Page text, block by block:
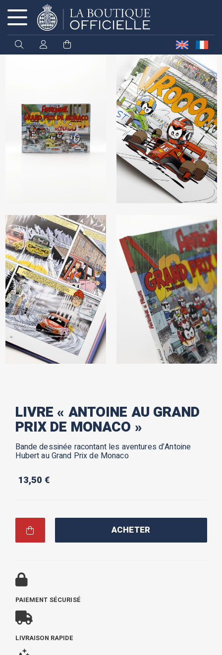
LIVRE « ANTOINE AU GRAND
PRIX DE MONACO »
Bande dessinée racontant les aventures d’Antoine
Hubert au Grand Prix de Monaco
13,50€
ACHETER
PAIEMENT SÉCURISÉ
LIVRAISON RAPIDE
Cookies management panel